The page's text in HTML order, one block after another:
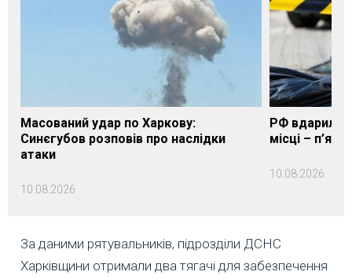
Масований удар по Харкову:
Синєгубов розповів про наслідки
атаки
10.08.2026
РФ вдарила
місці –
10.08.2026
За даними рятувальників, підрозділи ДСНС
Харківщини отримали два тягачі для забезпечення